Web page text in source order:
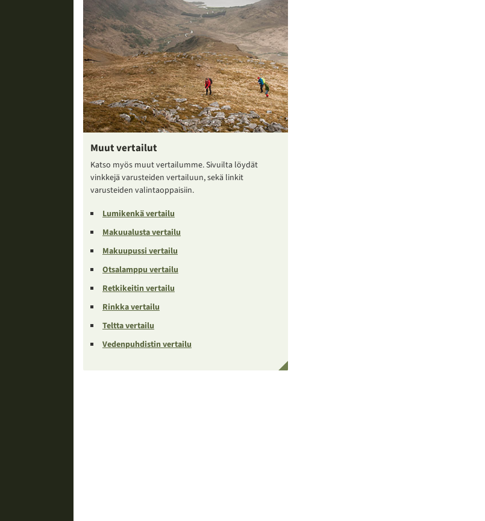
Muut vertailut
Katso myös muut vertailumme. Sivuilta löydät
vinkkejä varusteiden vertailuun, sekä linkit
varusteiden valintaoppaisiin.
Lumikenkä vertailu
Makuualusta vertailu
Makuupussi vertailu
Otsalamppu vertailu
Retkikeitin vertailu
Rinkka vertailu
Teltta vertailu
Vedenpuhdistin vertailu